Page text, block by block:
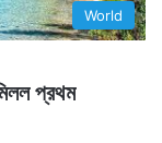
World
প্রথম